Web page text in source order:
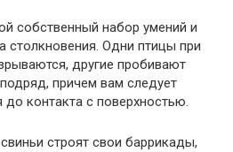
собственный набор умений и
столкновения. Одни птицы при
другие пробивают
причем вам следует
до контакта с поверхностью.
строят свои баррикады,